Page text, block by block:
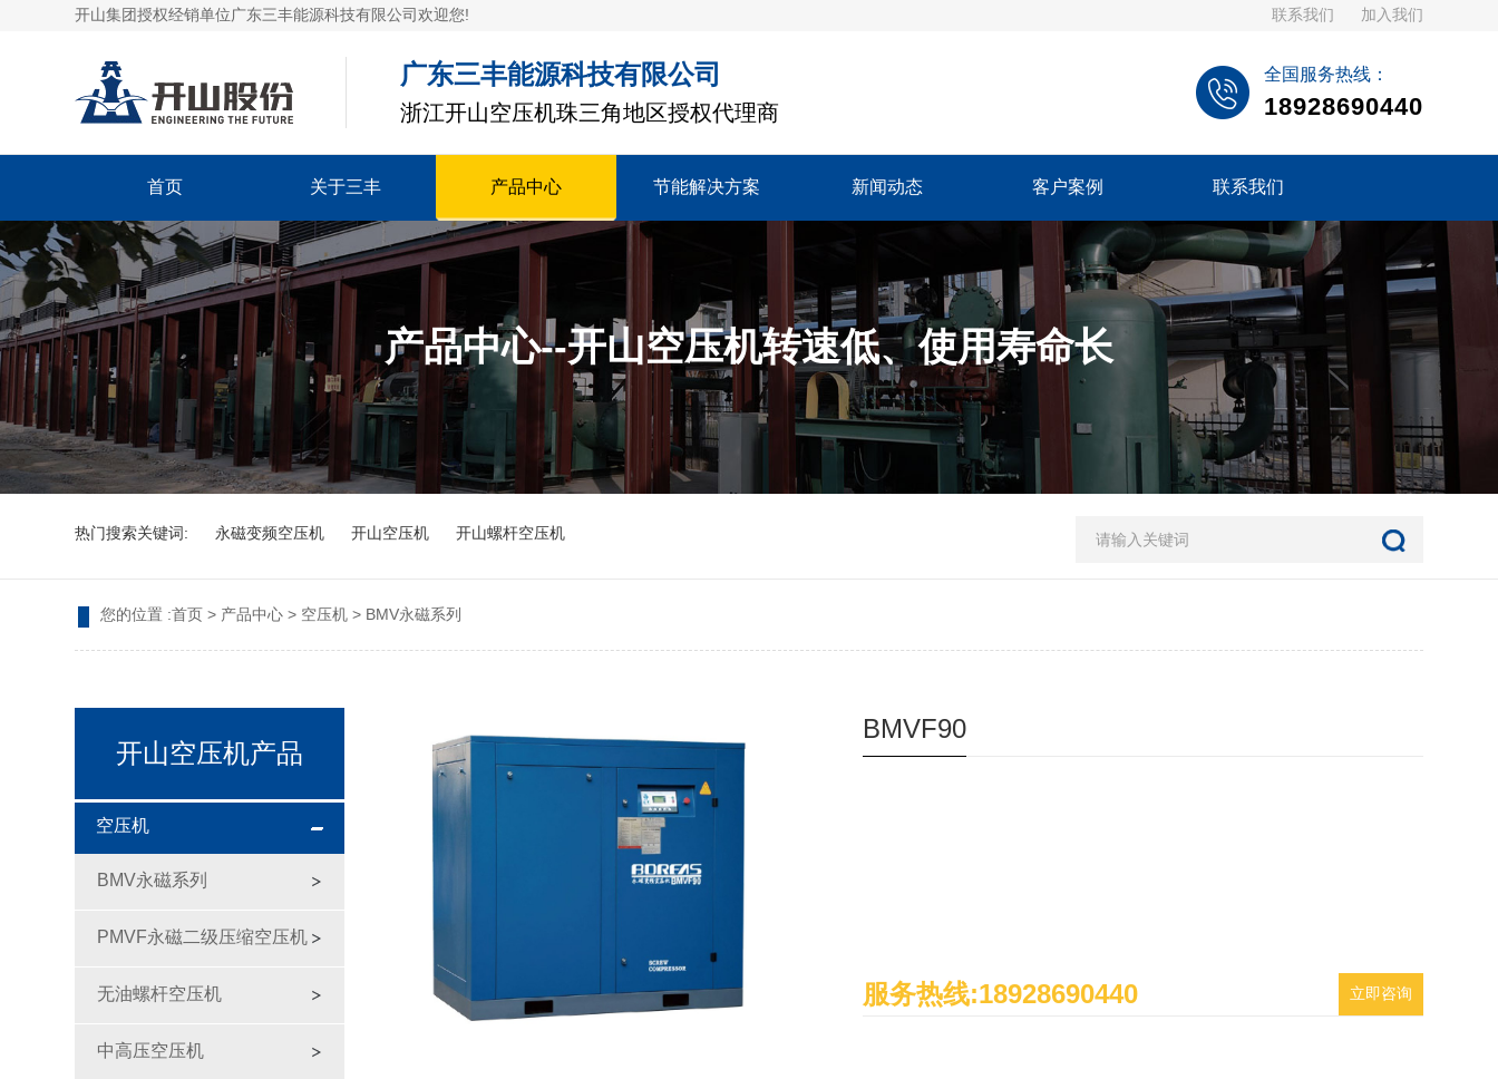
开山集团授权经销单位广东三丰能源科技有限公司欢迎您! 联系我们 加入我们
广东三丰能源科技有限公司
浙江开山空压机珠三角地区授权代理商
全国服务热线：
18928690440
首页 关于三丰 产品中心 节能解决方案 新闻动态 客户案例 联系我们
产品中心--开山空压机转速低、使用寿命长
热门搜索关键词: 永磁变频空压机 开山空压机 开山螺杆空压机
您的位置 :首页 > 产品中心 > 空压机 > BMV永磁系列
开山空压机产品
空压机
BMV永磁系列
PMVF永磁二级压缩空压机
无油螺杆空压机
中高压空压机
BMVF90
服务热线:18928690440 立即咨询